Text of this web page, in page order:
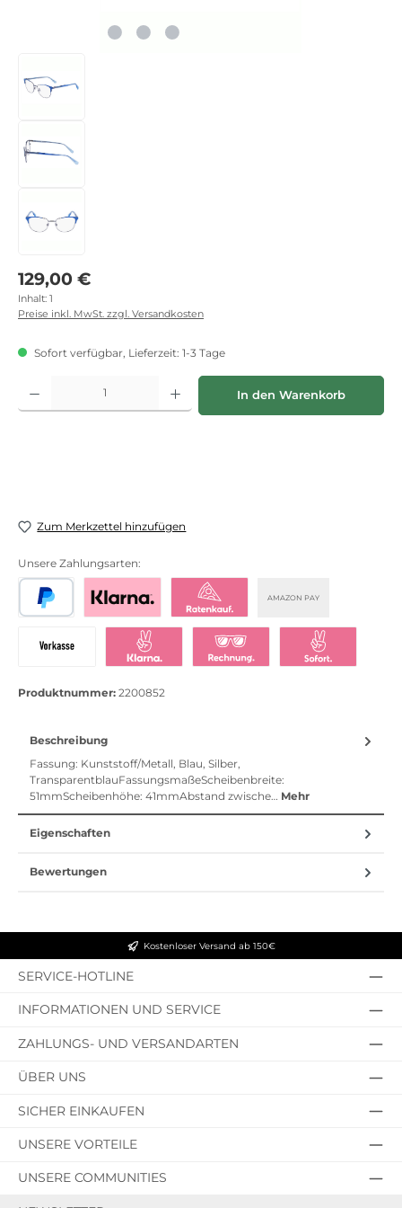
Regulärer Preis:
129,00 €
Inhalt: 1
Preise inkl. MwSt. zzgl. Versandkosten
Sofort verfügbar, Lieferzeit: 1-3 Tage
Produkt Anzahl: Gib den gewünschten Wert ein oder benutze die
In den Warenkorb
Zum Merkzettel hinzufügen
Unsere Zahlungsarten:
AMAZON PAY
Bezahlen mit KlarnaKlarna Ratenkauf
Produktnummer: 2200852
Beschreibung
Fassung: Kunststoff/Metall, Blau, Silber,
TransparentblauFassungsmaßeScheibenbreite:
51mmScheibenhöhe: 41mmAbstand zwische… Mehr
Eigenschaften
Bewertungen
Kostenloser Versand ab 150€
SERVICE-HOTLINE
INFORMATIONEN UND SERVICE
ZAHLUNGS- UND VERSANDARTEN
ÜBER UNS
SICHER EINKAUFEN
UNSERE VORTEILE
UNSERE COMMUNITIES